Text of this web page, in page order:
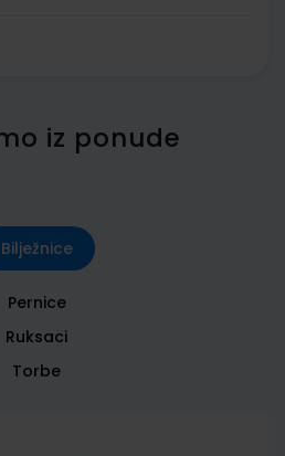
iz ponude
Bilježnice
Pernice
Ruksaci
Torbe